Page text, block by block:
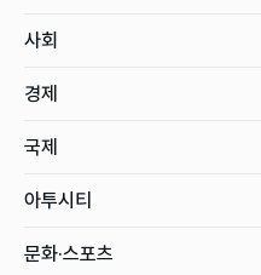
사회
경제
국제
아투시티
문화·스포츠